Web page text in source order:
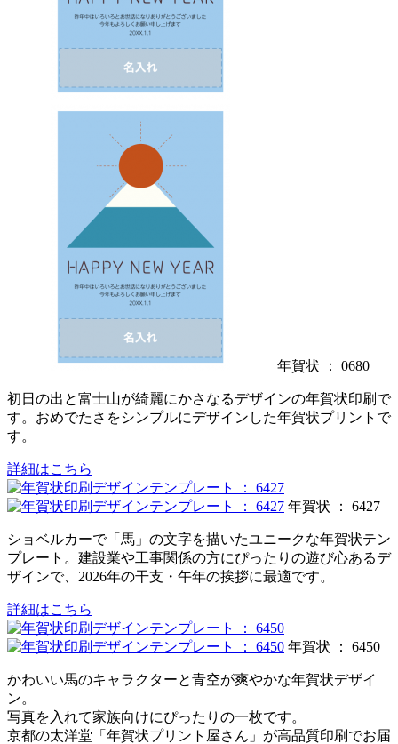
年賀状 ： 0680
初日の出と富士山が綺麗にかさなるデザインの年賀状印刷で
す。おめでたさをシンプルにデザインした年賀状プリントで
す。
詳細はこちら
年賀状 ： 6427
ショベルカーで「馬」の文字を描いたユニークな年賀状テン
プレート。建設業や工事関係の方にぴったりの遊び心あるデ
ザインで、2026年の干支・午年の挨拶に最適です。
詳細はこちら
年賀状 ： 6450
かわいい馬のキャラクターと青空が爽やかな年賀状デザイ
ン。
写真を入れて家族向けにぴったりの一枚です。
京都の太洋堂「年賀状プリント屋さん」が高品質印刷でお届